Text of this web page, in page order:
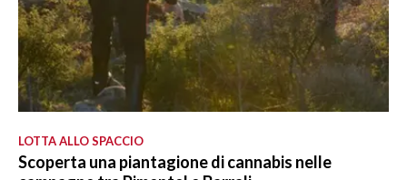
LOTTA ALLO SPACCIO
Scoperta una piantagione di cannabis nelle